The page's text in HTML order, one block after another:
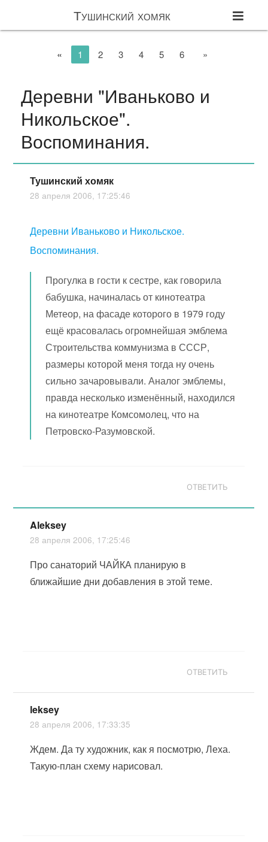
Тушинский хомяк
« 1 2 3 4 5 6 »
Деревни "Иваньково и
Никольское".
Воспоминания.
Тушинский хомяк
28 апреля 2006, 17:25:46
Деревни Иваньково и Никольское.
Воспоминания.
Прогулка в гости к сестре, как говорила
бабушка, начиналась от кинотеатра
Метеор, на фасаде которого в 1979 году
ещё красовалась огромнейшая эмблема
Строительства коммунизма в СССР,
размеры которой меня тогда ну очень
сильно зачаровывали. Аналог эмблемы,
правда несколько изменённый, находился
на кинотеатре Комсомолец, что на
Петровско-Разумовской.
ОТВЕТИТЬ
Aleksey
28 апреля 2006, 17:25:46
Про санаторий ЧАЙКА планирую в
ближайшие дни добавления в этой теме.
ОТВЕТИТЬ
leksey
28 апреля 2006, 17:33:35
Ждем. Да ту художник, как я посмотрю, Леха.
Такую-план схему нарисовал.